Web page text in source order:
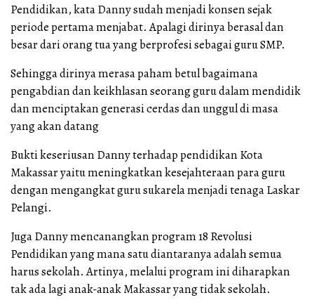
Pendidikan, kata Danny sudah menjadi konsen sejak
periode pertama menjabat. Apalagi dirinya berasal dan
besar dari orang tua yang berprofesi sebagai guru SMP.
Sehingga dirinya merasa paham betul bagaimana
pengabdian dan keikhlasan seorang guru dalam mendidik
dan menciptakan generasi cerdas dan unggul di masa
yang akan datang
Bukti keseriusan Danny terhadap pendidikan Kota
Makassar yaitu meningkatkan kesejahteraan para guru
dengan mengangkat guru sukarela menjadi tenaga Laskar
Pelangi.
Juga Danny mencanangkan program 18 Revolusi
Pendidikan yang mana satu diantaranya adalah semua
harus sekolah. Artinya, melalui program ini diharapkan
tak ada lagi anak-anak Makassar yang tidak sekolah.